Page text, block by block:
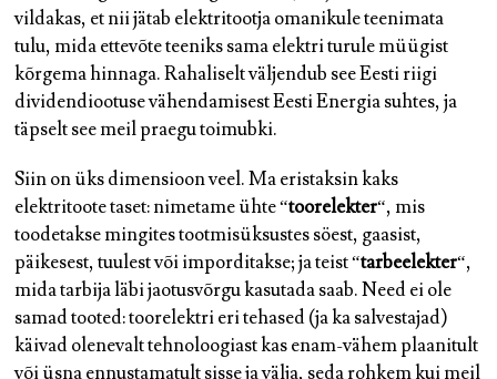
vildakas, et nii jätab elektritootja omanikule teenimata
tulu, mida ettevõte teeniks sama elektri turule müügist
kõrgema hinnaga. Rahaliselt väljendub see Eesti riigi
dividendiootuse vähendamisest Eesti Energia suhtes, ja
täpselt see meil praegu toimubki.
Siin on üks dimensioon veel. Ma eristaksin kaks
elektritoote taset: nimetame ühte “toorelekter“, mis
toodetakse mingites tootmisüksustes söest, gaasist,
päikesest, tuulest või imporditakse; ja teist “tarbeelekter“,
mida tarbija läbi jaotusvõrgu kasutada saab. Need ei ole
samad tooted: toorelektri eri tehased (ja ka salvestajad)
käivad olenevalt tehnoloogiast kas enam-vähem plaanitult
või üsna ennustamatult sisse ja välja, seda rohkem kui meil